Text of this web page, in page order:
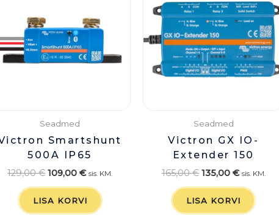
Seadmed
Smartshunt
500A IP65
129,00€ 109,00€ sis. KM.
LISA KORVI
Seadmed
Victron GX IO-
Extender 150
165,00€
165,00 €.
135,00 €
135,00 €.
sis. KM.
LISA KORVI